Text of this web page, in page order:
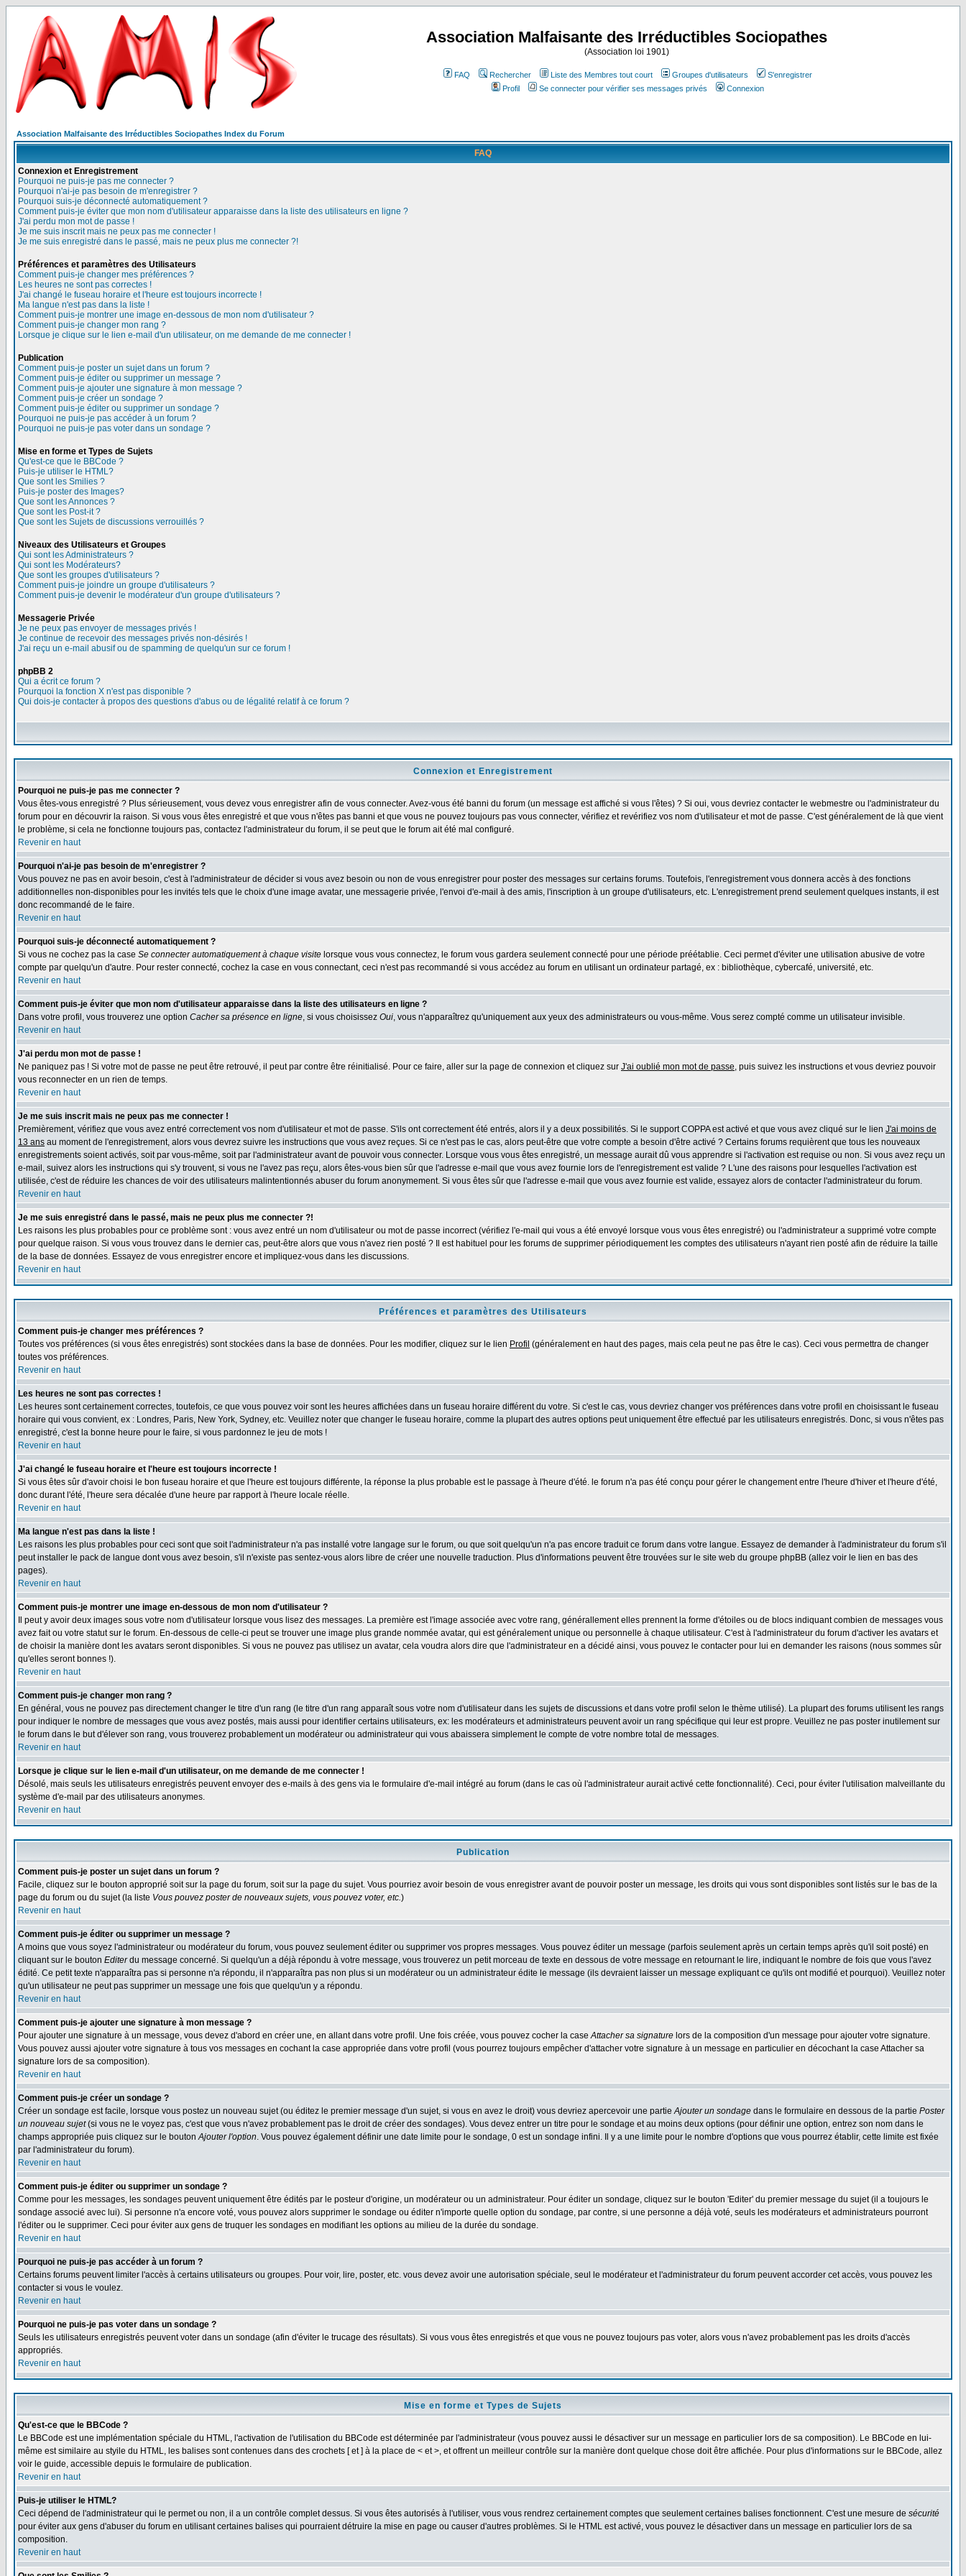
Association Malfaisante des Irréductibles Sociopathes
(Association loi 1901)
FAQ Rechercher Liste des Membres tout court Groupes d'utilisateurs
S'enregistrer
Profil
Se connecter pour vérifier ses messages privés Connexion
Association Malfaisante des Irréductibles Sociopathes Index du Forum
FAQ
Connexion et Enregistrement
Pourquoi ne puis-je pas me connecter ?
Pourquoi n'ai-je pas besoin de m'enregistrer ?
Pourquoi suis-je déconnecté automatiquement ?
Comment puis-je éviter que mon nom d'utilisateur apparaisse dans la liste des utilisateurs en ligne ?
J'ai perdu mon mot de passe !
Je me suis inscrit mais ne peux pas me connecter !
Je me suis enregistré dans le passé, mais ne peux plus me connecter ?!
Préférences et paramètres des Utilisateurs
Comment puis-je changer mes préférences ?
Les heures ne sont pas correctes !
J'ai changé le fuseau horaire et l'heure est toujours incorrecte !
Ma langue n'est pas dans la liste !
Comment puis-je montrer une image en-dessous de mon nom d'utilisateur ?
Comment puis-je changer mon rang ?
Lorsque je clique sur le lien e-mail d'un utilisateur, on me demande de me connecter !
Publication
Comment puis-je poster un sujet dans un forum ?
Comment puis-je éditer ou supprimer un message ?
Comment puis-je ajouter une signature à mon message ?
Comment puis-je créer un sondage ?
Comment puis-je éditer ou supprimer un sondage ?
Pourquoi ne puis-je pas accéder à un forum ?
Pourquoi ne puis-je pas voter dans un sondage ?
Mise en forme et Types de Sujets
Qu'est-ce que le BBCode ?
Puis-je utiliser le HTML?
Que sont les Smilies ?
Puis-je poster des Images?
Que sont les Annonces ?
Que sont les Post-it ?
Que sont les Sujets de discussions verrouillés ?
Niveaux des Utilisateurs et Groupes
Qui sont les Administrateurs ?
Qui sont les Modérateurs?
Que sont les groupes d'utilisateurs ?
Comment puis-je joindre un groupe d'utilisateurs ?
Comment puis-je devenir le modérateur d'un groupe d'utilisateurs ?
Messagerie Privée
Je ne peux pas envoyer de messages privés !
Je continue de recevoir des messages privés non-désirés !
J'ai reçu un e-mail abusif ou de spamming de quelqu'un sur ce forum !
phpBB 2
Qui a écrit ce forum ?
Pourquoi la fonction X n'est pas disponible ?
Qui dois-je contacter à propos des questions d'abus ou de légalité relatif à ce forum ?
Connexion et Enregistrement
Pourquoi ne puis-je pas me connecter ?
Vous êtes-vous enregistré ? Plus sérieusement, vous devez vous enregistrer afin de vous connecter. Avez-vous été banni du forum (un message est affiché si vous l'êtes) ? Si oui, vous devriez contacter le webmestre ou l'administrateur du
forum pour en découvrir la raison. Si vous vous êtes enregistré et que vous n'êtes pas banni et que vous ne pouvez toujours pas vous connecter, vérifiez et revérifiez vos nom d'utilisateur et mot de passe. C'est généralement de là que vient
le problème, si cela ne fonctionne toujours pas, contactez l'administrateur du forum, il se peut que le forum ait été mal configuré.
Revenir en haut
Pourquoi n'ai-je pas besoin de m'enregistrer ?
Vous pouvez ne pas en avoir besoin, c'est à l'administrateur de décider si vous avez besoin ou non de vous enregistrer pour poster des messages sur certains forums. Toutefois, l'enregistrement vous donnera accès à des fonctions
additionnelles non-disponibles pour les invités tels que le choix d'une image avatar, une messagerie privée, l'envoi d'e-mail à des amis, l'inscription à un groupe d'utilisateurs, etc. L'enregistrement prend seulement quelques instants, il est
donc recommandé de le faire.
Revenir en haut
Pourquoi suis-je déconnecté automatiquement ?
Si vous ne cochez pas la case Se connecter automatiquement à chaque visite lorsque vous vous connectez, le forum vous gardera seulement connecté pour une période préétablie. Ceci permet d'éviter une utilisation abusive de votre
compte par quelqu'un d'autre. Pour rester connecté, cochez la case en vous connectant, ceci n'est pas recommandé si vous accédez au forum en utilisant un ordinateur partagé, ex : bibliothèque, cybercafé, université, etc.
Revenir en haut
Comment puis-je éviter que mon nom d'utilisateur apparaisse dans la liste des utilisateurs en ligne ?
Dans votre profil, vous trouverez une option Cacher sa présence en ligne, si vous choisissez Oui, vous n'apparaîtrez qu'uniquement aux yeux des administrateurs ou vous-même. Vous serez compté comme un utilisateur invisible.
Revenir en haut
J'ai perdu mon mot de passe !
Ne paniquez pas ! Si votre mot de passe ne peut être retrouvé, il peut par contre être réinitialisé. Pour ce faire, aller sur la page de connexion et cliquez sur J'ai oublié mon mot de passe, puis suivez les instructions et vous devriez pouvoir
vous reconnecter en un rien de temps.
Revenir en haut
Je me suis inscrit mais ne peux pas me connecter !
Premièrement, vérifiez que vous avez entré correctement vos nom d'utilisateur et mot de passe. S'ils ont correctement été entrés, alors il y a deux possibilités. Si le support COPPA est activé et que vous avez cliqué sur le lien J'ai moins de
13 ans au moment de l'enregistrement, alors vous devrez suivre les instructions que vous avez reçues. Si ce n'est pas le cas, alors peut-être que votre compte a besoin d'être activé ? Certains forums requièrent que tous les nouveaux
enregistrements soient activés, soit par vous-même, soit par l'administrateur avant de pouvoir vous connecter. Lorsque vous vous êtes enregistré, un message aurait dû vous apprendre si l'activation est requise ou non. Si vous avez reçu un
e-mail, suivez alors les instructions qui s'y trouvent, si vous ne l'avez pas reçu, alors êtes-vous bien sûr que l'adresse e-mail que vous avez fournie lors de l'enregistrement est valide ? L'une des raisons pour lesquelles l'activation est
utilisée, c'est de réduire les chances de voir des utilisateurs malintentionnés abuser du forum anonymement. Si vous êtes sûr que l'adresse e-mail que vous avez fournie est valide, essayez alors de contacter l'administrateur du forum.
Revenir en haut
Je me suis enregistré dans le passé, mais ne peux plus me connecter ?!
Les raisons les plus probables pour ce problème sont : vous avez entré un nom d'utilisateur ou mot de passe incorrect (vérifiez l'e-mail qui vous a été envoyé lorsque vous vous êtes enregistré) ou l'administrateur a supprimé votre compte
pour quelque raison. Si vous vous trouvez dans le dernier cas, peut-être alors que vous n'avez rien posté ? Il est habituel pour les forums de supprimer périodiquement les comptes des utilisateurs n'ayant rien posté afin de réduire la taille
de la base de données. Essayez de vous enregistrer encore et impliquez-vous dans les discussions.
Revenir en haut
Préférences et paramètres des Utilisateurs
Comment puis-je changer mes préférences ?
Toutes vos préférences (si vous êtes enregistrés) sont stockées dans la base de données. Pour les modifier, cliquez sur le lien Profil (généralement en haut des pages, mais cela peut ne pas être le cas). Ceci vous permettra de changer
toutes vos préférences.
Revenir en haut
Les heures ne sont pas correctes !
Les heures sont certainement correctes, toutefois, ce que vous pouvez voir sont les heures affichées dans un fuseau horaire différent du votre. Si c'est le cas, vous devriez changer vos préférences dans votre profil en choisissant le fuseau
horaire qui vous convient, ex : Londres, Paris, New York, Sydney, etc. Veuillez noter que changer le fuseau horaire, comme la plupart des autres options peut uniquement être effectué par les utilisateurs enregistrés. Donc, si vous n'êtes pas
enregistré, c'est la bonne heure pour le faire, si vous pardonnez le jeu de mots !
Revenir en haut
J'ai changé le fuseau horaire et l'heure est toujours incorrecte !
Si vous êtes sûr d'avoir choisi le bon fuseau horaire et que l'heure est toujours différente, la réponse la plus probable est le passage à l'heure d'été. le forum n'a pas été conçu pour gérer le changement entre l'heure d'hiver et l'heure d'été,
donc durant l'été, l'heure sera décalée d'une heure par rapport à l'heure locale réelle.
Revenir en haut
Ma langue n'est pas dans la liste !
Les raisons les plus probables pour ceci sont que soit l'administrateur n'a pas installé votre langage sur le forum, ou que soit quelqu'un n'a pas encore traduit ce forum dans votre langue. Essayez de demander à l'administrateur du forum s'il
peut installer le pack de langue dont vous avez besoin, s'il n'existe pas sentez-vous alors libre de créer une nouvelle traduction. Plus d'informations peuvent être trouvées sur le site web du groupe phpBB (allez voir le lien en bas des
pages).
Revenir en haut
Comment puis-je montrer une image en-dessous de mon nom d'utilisateur ?
Il peut y avoir deux images sous votre nom d'utilisateur lorsque vous lisez des messages. La première est l'image associée avec votre rang, générallement elles prennent la forme d'étoiles ou de blocs indiquant combien de messages vous
avez fait ou votre statut sur le forum. En-dessous de celle-ci peut se trouver une image plus grande nommée avatar, qui est généralement unique ou personnelle à chaque utilisateur. C'est à l'administrateur du forum d'activer les avatars et
de choisir la manière dont les avatars seront disponibles. Si vous ne pouvez pas utilisez un avatar, cela voudra alors dire que l'administrateur en a décidé ainsi, vous pouvez le contacter pour lui en demander les raisons (nous sommes sûr
qu'elles seront bonnes !).
Revenir en haut
Comment puis-je changer mon rang ?
En général, vous ne pouvez pas directement changer le titre d'un rang (le titre d'un rang apparaît sous votre nom d'utilisateur dans les sujets de discussions et dans votre profil selon le thème utilisé). La plupart des forums utilisent les rangs
pour indiquer le nombre de messages que vous avez postés, mais aussi pour identifier certains utilisateurs, ex: les modérateurs et administrateurs peuvent avoir un rang spécifique qui leur est propre. Veuillez ne pas poster inutilement sur
le forum dans le but d'élever son rang, vous trouverez probablement un modérateur ou administrateur qui vous abaissera simplement le compte de votre nombre total de messages.
Revenir en haut
Lorsque je clique sur le lien e-mail d'un utilisateur, on me demande de me connecter !
Désolé, mais seuls les utilisateurs enregistrés peuvent envoyer des e-mails à des gens via le formulaire d'e-mail intégré au forum (dans le cas où l'administrateur aurait activé cette fonctionnalité). Ceci, pour éviter l'utilisation malveillante du
système d'e-mail par des utilisateurs anonymes.
Revenir en haut
Publication
Comment puis-je poster un sujet dans un forum ?
Facile, cliquez sur le bouton approprié soit sur la page du forum, soit sur la page du sujet. Vous pourriez avoir besoin de vous enregistrer avant de pouvoir poster un message, les droits qui vous sont disponibles sont listés sur le bas de la
page du forum ou du sujet (la liste Vous pouvez poster de nouveaux sujets, vous pouvez voter, etc.)
Revenir en haut
Comment puis-je éditer ou supprimer un message ?
A moins que vous soyez l'administrateur ou modérateur du forum, vous pouvez seulement éditer ou supprimer vos propres messages. Vous pouvez éditer un message (parfois seulement après un certain temps après qu'il soit posté) en
cliquant sur le bouton Editerdu message concerné. Si quelqu'un a déjà répondu à votre message, vous trouverez un petit morceau de texte en dessous de votre message en retournant le lire, indiquant le nombre de fois que vous l'avez
édité. Ce petit texte n'apparaîtra pas si personne n'a répondu, il n'apparaîtra pas non plus si un modérateur ou un administrateur édite le message (ils devraient laisser un message expliquant ce qu'ils ont modifié et pourquoi). Veuillez noter
qu'un utilisateur ne peut pas supprimer un message une fois que quelqu'un y a répondu.
Revenir en haut
Comment puis-je ajouter une signature à mon message ?
Pour ajouter une signature à un message, vous devez d'abord en créer une, en allant dans votre profil. Une fois créée, vous pouvez cocher la caseAttacher sa signature lors de la composition d'un message pour ajouter votre signature.
Vous pouvez aussi ajouter votre signature à tous vos messages en cochant la case appropriée dans votre profil (vous pourrez toujours empêcher d'attacher votre signature à un message en particulier en décochant la case Attacher sa
signature lors de sa composition).
Revenir en haut
Comment puis-je créer un sondage ?
Créer un sondage est facile, lorsque vous postez un nouveau sujet (ou éditez le premier message d'un sujet, si vous en avez le droit) vous devriez apercevoir une partieAjouter un sondage dans le formulaire en dessous de la partie Poster
un nouveau sujet(si vous ne le voyez pas, c'est que vous n'avez probablement pas le droit de créer des sondages). Vous devez entrer un titre pour le sondage et au moins deux options (pour définir une option, entrez son nom dans le
champs appropriée puis cliquez sur le boutonAjouter l'option. Vous pouvez également définir une date limite pour le sondage, 0 est un sondage infini. Il y a une limite pour le nombre d'options que vous pourrez établir, cette limite est fixée
par l'administrateur du forum).
Revenir en haut
Comment puis-je éditer ou supprimer un sondage ?
Comme pour les messages, les sondages peuvent uniquement être édités par le posteur d'origine, un modérateur ou un administrateur. Pour éditer un sondage, cliquez sur le bouton 'Editer' du premier message du sujet (il a toujours le
sondage associé avec lui). Si personne n'a encore voté, vous pouvez alors supprimer le sondage ou éditer n'importe quelle option du sondage, par contre, si une personne a déjà voté, seuls les modérateurs et administrateurs pourront
l'éditer ou le supprimer. Ceci pour éviter aux gens de truquer les sondages en modifiant les options au milieu de la durée du sondage.
Revenir en haut
Pourquoi ne puis-je pas accéder à un forum ?
Certains forums peuvent limiter l'accès à certains utilisateurs ou groupes. Pour voir, lire, poster, etc. vous devez avoir une autorisation spéciale, seul le modérateur et l'administrateur du forum peuvent accorder cet accès, vous pouvez les
contacter si vous le voulez.
Revenir en haut
Pourquoi ne puis-je pas voter dans un sondage ?
Seuls les utilisateurs enregistrés peuvent voter dans un sondage (afin d'éviter le trucage des résultats). Si vous vous êtes enregistrés et que vous ne pouvez toujours pas voter, alors vous n'avez probablement pas les droits d'accès
appropriés.
Revenir en haut
Mise en forme et Types de Sujets
Qu'est-ce que le BBCode ?
Le BBCode est une implémentation spéciale du HTML, l'activation de l'utilisation du BBCode est déterminée par l'administrateur (vous pouvez aussi le désactiver sur un message en particulier lors de sa composition). Le BBCode en lui-
même est similaire au styile du HTML, les balises sont contenues dans des crochets [ et ] à la place de < et >, et offrent un meilleur contrôle sur la manière dont quelque chose doit être affichée. Pour plus d'informations sur le BBCode, allez
voir le guide, accessible depuis le formulaire de publication.
Revenir en haut
Puis-je utiliser le HTML?
Ceci dépend de l'administrateur qui le permet ou non, il a un contrôle complet dessus. Si vous êtes autorisés à l'utiliser, vous vous rendrez certainement comptes que seulement certaines balises fonctionnent. C'est une mesure de sécurité
pour éviter aux gens d'abuser du forum en utilisant certaines balises qui pourraient détruire la mise en page ou causer d'autres problèmes. Si le HTML est activé, vous pouvez le désactiver dans un message en particulier lors de sa
composition.
Revenir en haut